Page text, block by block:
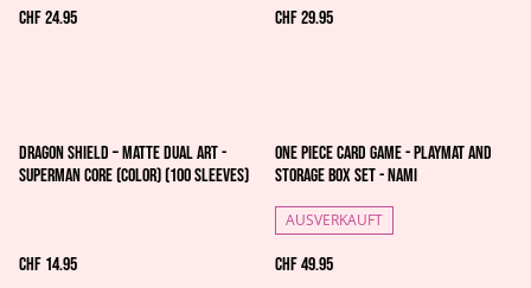
CHF 24.95
CHF 29.95
Dragon Shield – Matte Dual Art -
Superman Core (Color) (100 Sleeves)
CHF 14.95
One Piece Card Game - Playmat and
Storage Box Set - Nami
AUSVERKAUFT
CHF 49.95